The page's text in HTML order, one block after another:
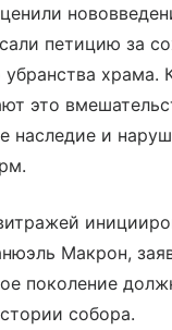
петицию за
убранства храма.
это
наследие и
Макрон,
поколение
собора.